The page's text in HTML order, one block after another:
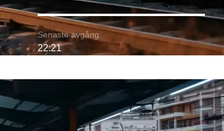
Senaste avgång:
22:21